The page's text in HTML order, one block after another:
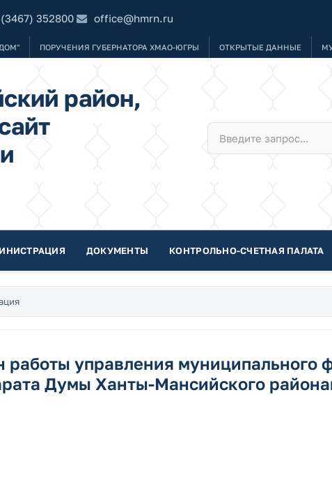
352800 office@hmrn.ru
ПОРУЧЕНИЯ ГУБЕРНАТОРА ХМАО-ЮГРЫ ОТКРЫТЫЕ ДАННЫЕ
район,
ДОКУМЕНТЫ КОНТРОЛЬНО-СЧЕТНАЯ ПАЛАТА
работы управления муниципального
Думы Ханты-Мансийского